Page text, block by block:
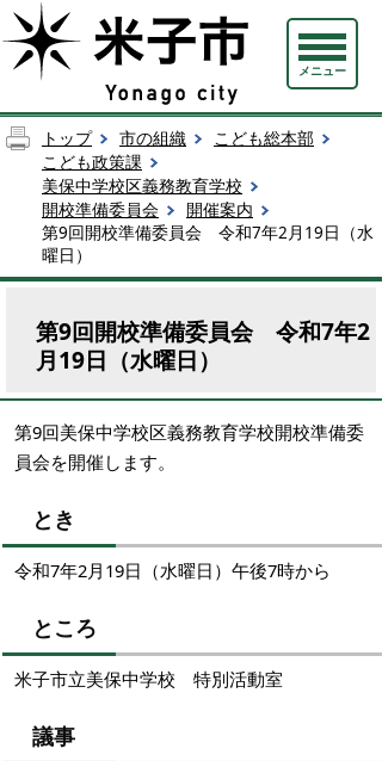
メニュー
トップ 市の組織
こども総本部
こども政策課
美保中学校区義務教育学校
開校準備委員会
開催案内
第9回開校準備委員会 令和7年2月19日（水
曜日）
第9回開校準備委員会 令和7年2
月19日（水曜日）
第9回美保中学校区義務教育学校開校準備委
員会を開催します。
とき
令和7年2月19日（水曜日）午後7時から
ところ
米子市立美保中学校 特別活動室
議事